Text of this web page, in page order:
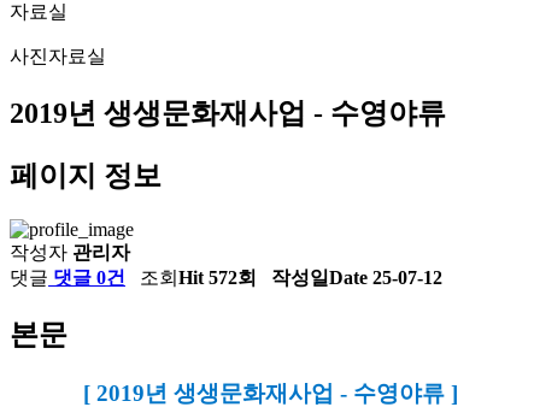
자료실
사진자료실
2019년 생생문화재사업 - 수영야류
페이지 정보
작성자 관리자
댓글 댓글 0건 조회 Hit 572회 작성일Date 25-07-12
본문
[ 2019년 생생문화재사업 - 수영야류 ]